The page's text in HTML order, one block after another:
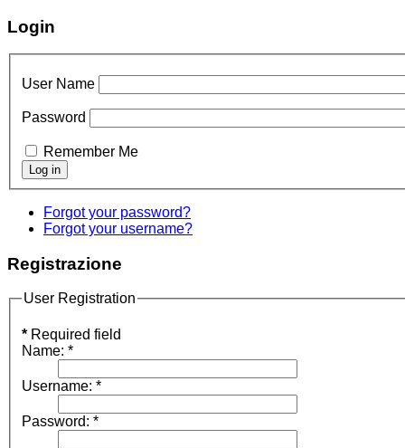
Login
User Name
Password
Remember Me
Forgot your password?
Forgot your username?
Registrazione
User Registration
* Required field
Name: *
Username: *
Password: *